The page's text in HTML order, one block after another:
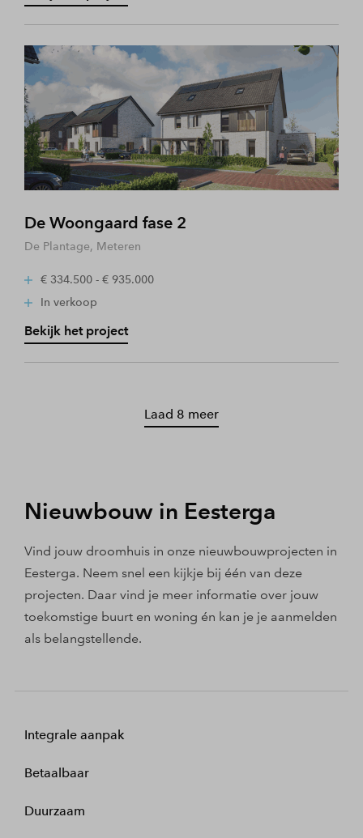
De Woongaard fase 2
De Plantage, Meteren
€ 334.500 - € 935.000
In verkoop
Bekijk het project
Laad 8 meer
Nieuwbouw in Eesterga
Vind jouw droomhuis in onze nieuwbouwprojecten in
Eesterga. Neem snel een kijkje bij één van deze
projecten. Daar vind je meer informatie over jouw
toekomstige buurt en woning én kan je je aanmelden
als belangstellende.
Integrale aanpak
Betaalbaar
Duurzaam